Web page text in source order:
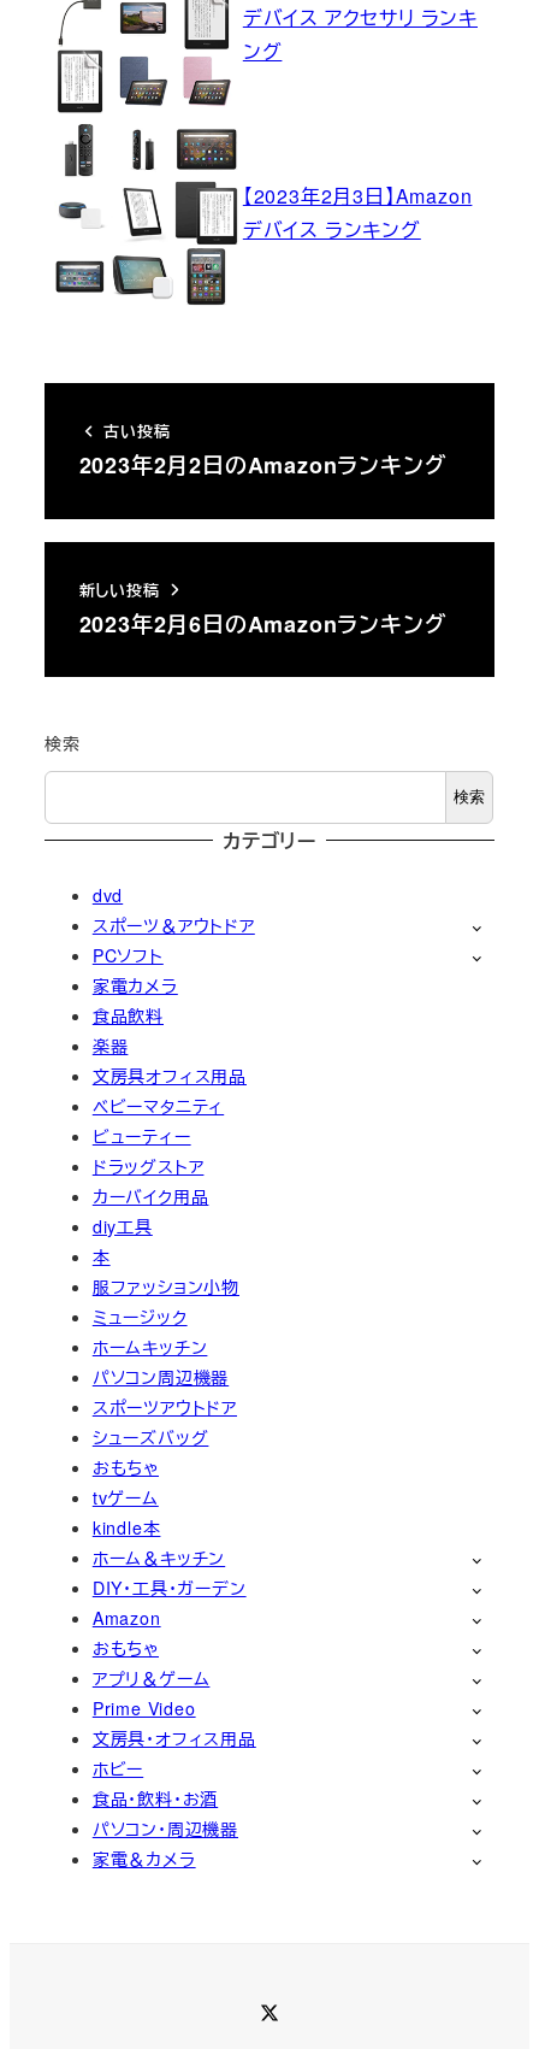
デバイス アクセサリ ランキ
ング
【2023年2月3日】Amazon
デバイス ランキング
古い投稿
2023年2月2日のAmazonランキング
新しい投稿
2023年2月6日のAmazonランキング
検索
検索
カテゴリー
dvd
スポーツ＆アウトドア
PCソフト
家電カメラ
食品飲料
楽器
文房具オフィス用品
ベビーマタニティ
ビューティー
ドラッグストア
カーバイク用品
diy工具
本
服ファッション小物
ミュージック
ホームキッチン
パソコン周辺機器
スポーツアウトドア
シューズバッグ
おもちゃ
tvゲーム
kindle本
ホーム＆キッチン
DIY・工具・ガーデン
Amazon
おもちゃ
アプリ＆ゲーム
Prime Video
文房具・オフィス用品
ホビー
食品・飲料・お酒
パソコン・周辺機器
家電＆カメラ